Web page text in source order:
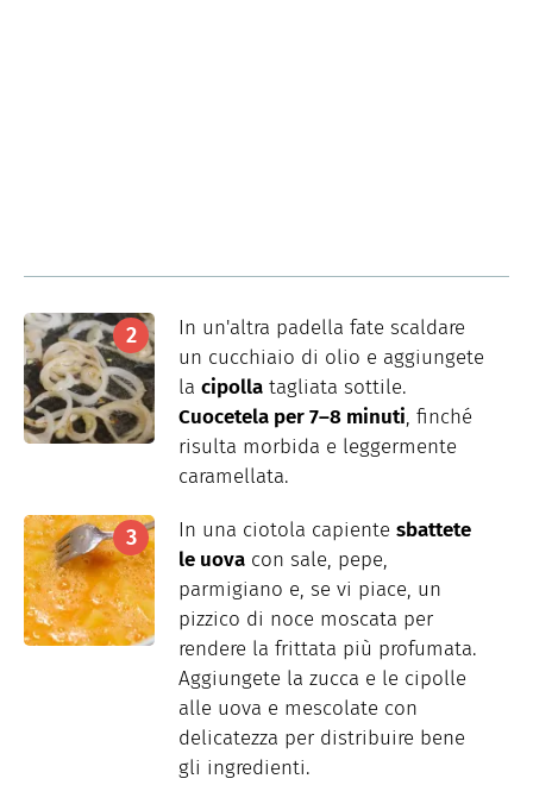
In un'altra padella fate scaldare
un cucchiaio di olio e aggiungete
la cipolla tagliata sottile.
Cuocetela per 7–8 minuti, finché
risulta morbida e leggermente
caramellata.
In una ciotola capiente sbattete
le uova con sale, pepe,
parmigiano e, se vi piace, un
pizzico di noce moscata per
rendere la frittata più profumata.
Aggiungete la zucca e le cipolle
alle uova e mescolate con
delicatezza per distribuire bene
gli ingredienti.